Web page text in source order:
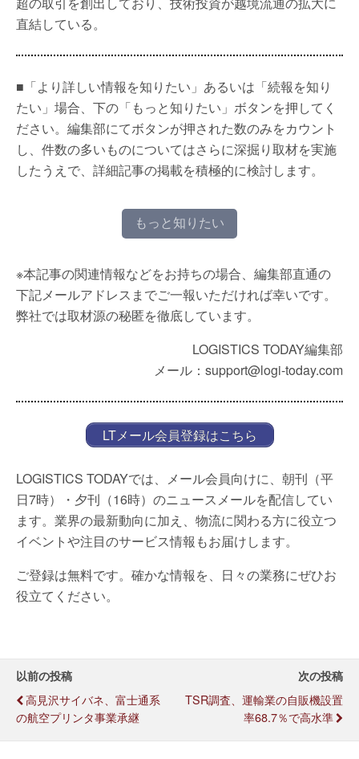
直結している。
■「より詳しい情報を知りたい」あるいは「続報を知り
たい」場合、下の「もっと知りたい」ボタンを押してく
ださい。編集部にてボタンが押された数のみをカウント
し、件数の多いものについてはさらに深掘り取材を実施
したうえで、詳細記事の掲載を積極的に検討します。
もっと知りたい
※本記事の関連情報などをお持ちの場合、編集部直通の
下記メールアドレスまでご一報いただければ幸いです。
弊社では取材源の秘匿を徹底しています。
LOGISTICS TODAY編集部
メール：support@logi-today.com
LTメール会員登録はこちら
LOGISTICS TODAYでは、メール会員向けに、朝刊（平
日7時）・夕刊（16時）のニュースメールを配信してい
ます。業界の最新動向に加え、物流に関わる方に役立つ
イベントや注目のサービス情報もお届けします。
ご登録は無料です。確かな情報を、日々の業務にぜひお
役立てください。
以前の投稿
高見沢サイバネ、富士通系
の航空プリンタ事業承継
次の投稿
TSR調査、運輸業の自販機設置
率68.7％で高水準